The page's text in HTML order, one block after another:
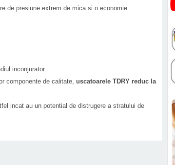
de presiune extrem de mica si o economie
inconjurator.
componente de calitate,uscatoarele TDRY reduc la
incat au un potential de distrugere a stratului de